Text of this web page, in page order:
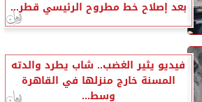
بعد إصلاح خط مطروح الرئيسي قطر...
فيديو يثير الغضب.. شاب يطرد والدته
المسنة خارج منزلها في القاهرة
وسط...